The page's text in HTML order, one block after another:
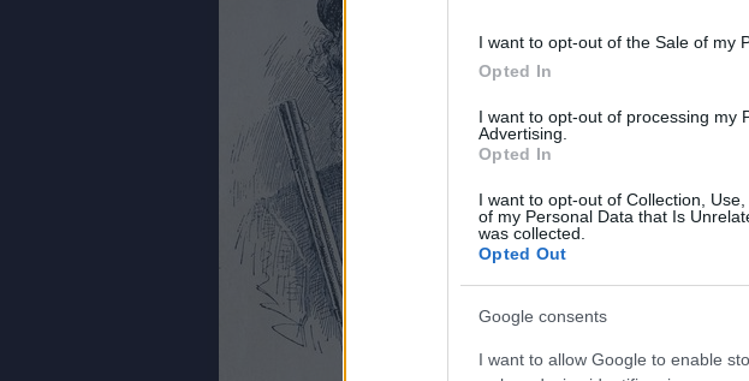
I want to opt-out of the Sale of my
Opted In
I want to opt-out of processing my
Advertising.
Opted In
I want to opt-out of Collection,
of my Personal Data that Is
was collected.
Opted Out
Google consents
I want to allow Google to enable